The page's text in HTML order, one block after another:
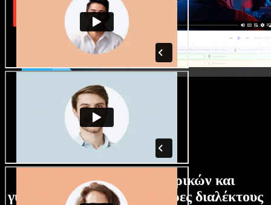
Τεράστια συλλογή ανδρικών και
γυναικείων φωνών με άπειρες διαλέκτους